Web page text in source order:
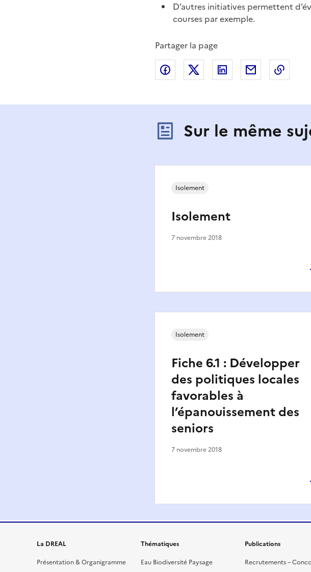
D’autres initiatives permettent
courses par exemple.
Partager la page
Partager sur Facebook
Partager sur XPartager sur LinkedIn
Partager par
Sur le même
Isolement
Isolement
7 novembre 2018
Fiche 6.1 : Développer
des politiques locales
favorables à
l’épanouissement des
seniors
Isolement
7 novembre 2018
La DREAL
Présentation & Organigramme
Thématiques
Eau Biodiversité Paysage
Publications
Recrutements –